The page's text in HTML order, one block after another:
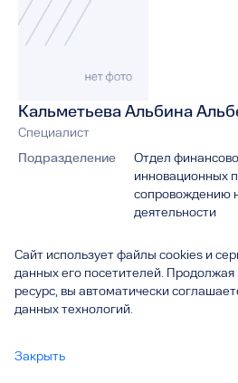
Кальметьева Альбина
Специалист
Подразделение
Отдел
инновационных
сопровождению
деятельности
ул.
Телефон 44-92-14
Электронная
Сайт использует файлы cookies и
данных его посетителей. Продолжая
ресурс, вы автоматически
данных технологий.
Закрыть